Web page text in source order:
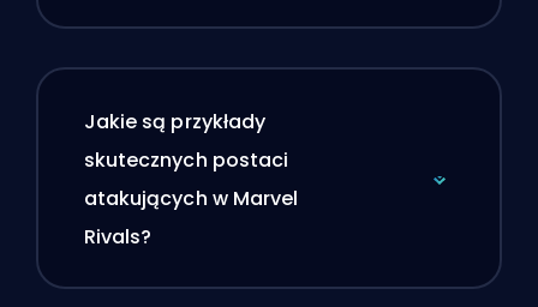
Jakie są przykłady
skutecznych postaci
atakujących w Marvel
Rivals?